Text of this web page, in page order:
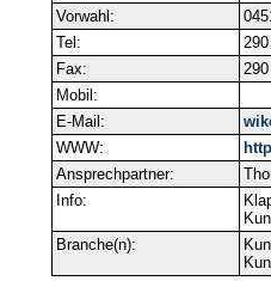
Vorwahl:
Tel:
Fax:
Mobil:
E-Mail:
WWW:
Ansprechpartner:
Info:
Branche(n):